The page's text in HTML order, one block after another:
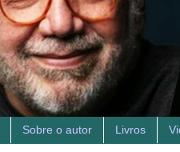
Sobre o autor Livros